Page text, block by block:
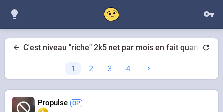
C'est niveau "riche" 2k5 net par mois en fait quand t'es
1 2 3 4
Propulse